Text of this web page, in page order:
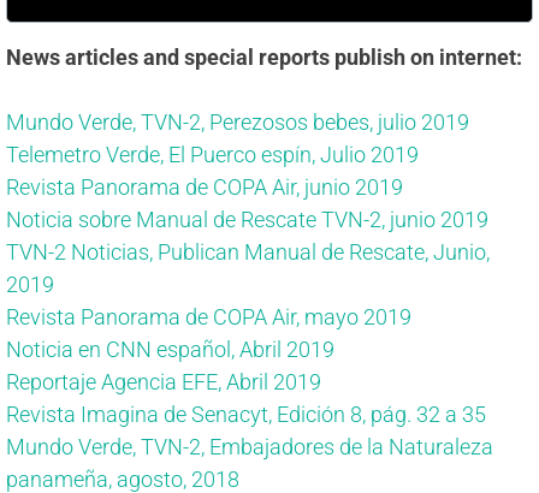
News articles and special reports publish on internet:
Mundo Verde, TVN-2, Perezosos bebes, julio 2019
Telemetro Verde, El Puerco espín, Julio 2019
Revista Panorama de COPA Air, junio 2019
Noticia sobre Manual de Rescate TVN-2, junio 2019
TVN-2 Noticias, Publican Manual de Rescate, Junio,
2019
Revista Panorama de COPA Air, mayo 2019
Noticia en CNN español, Abril 2019
Reportaje Agencia EFE, Abril 2019
Revista Imagina de Senacyt, Edición 8, pág. 32 a 35
Mundo Verde, TVN-2, Embajadores de la Naturaleza
panameña, agosto, 2018